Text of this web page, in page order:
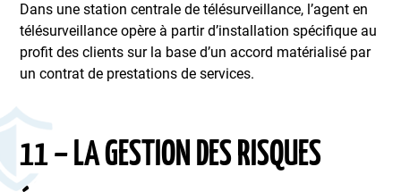
Dans une station centrale de télésurveillance, l’agent en
télésurveillance opère à partir d’installation spécifique au
profit des clients sur la base d’un accord matérialisé par
un contrat de prestations de services.
11 – LA GESTION DES RISQUES